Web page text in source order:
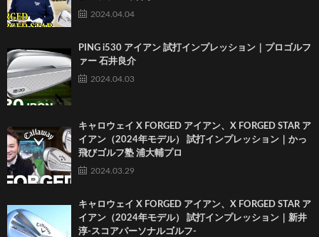
2024.04.04
PING i530 アイアン 試打インプレッション｜プロゴルフ
ァー 石井良介
2024.04.03
キャロウェイ X FORGED アイアン、X FORGED STAR ア
イアン（2024年モデル） 試打インプレッション｜かっ
飛びゴルフ塾 浦大輔プロ
2024.03.29
キャロウェイ X FORGED アイアン、X FORGED STAR ア
イアン（2024年モデル） 試打インプレッション｜新井
淳-スコアパーソナルゴルフ-